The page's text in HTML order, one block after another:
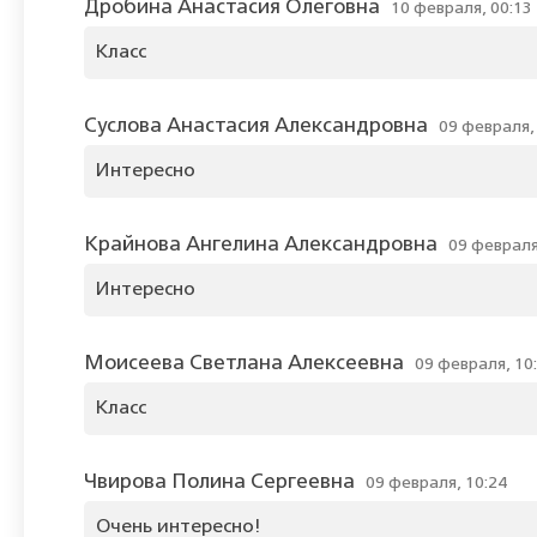
Дробина Анастасия Олеговна 10 февраля, 00:13
Класс
Суслова Анастасия Александровна 09 февраля,
Интересно
Крайнова Ангелина Александровна 09
Интересно
Моисеева Светлана Алексеевна 09 февраля,
Класс
Чвирова Полина Сергеевна 09 февраля, 10:24
Очень интересно!